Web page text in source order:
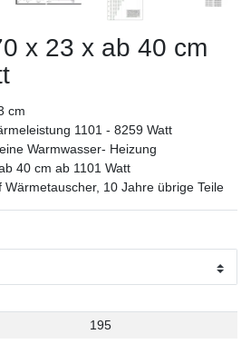
x 23 x ab 40 cm
cm
1101 - 8259 Watt
Warmwasser- Heizung
40 cm ab 1101 Watt
10 Jahre übrige Teile
195